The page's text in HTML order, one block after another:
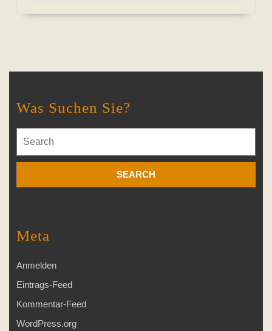
Was Suchen Sie?
for:
Meta
Anmelden
Eintrags-Feed
Kommentar-Feed
WordPress.org